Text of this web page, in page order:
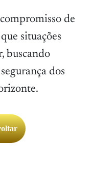
de
situações
buscando
dos